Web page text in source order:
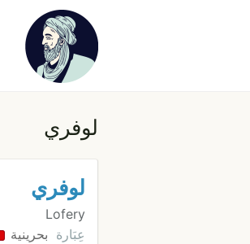
لوفري
لوفري
Lofery
عِبَارة بحرينية